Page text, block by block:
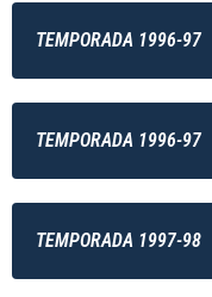
TEMPORADA 1996-97
TEMPORADA 1996-97
TEMPORADA 1997-98